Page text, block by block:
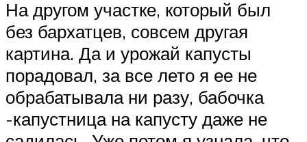
На другом участке, который был
без бархатцев, совсем другая
картина. Да и урожай капусты
порадовал, за все лето я ее не
обрабатывала ни разу, бабочка
-капустница на капусту даже не